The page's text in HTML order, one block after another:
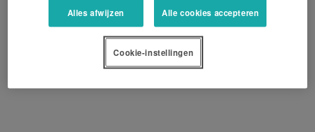
Alles afwijzen Alle cookies accepteren
Cookie-instellingen